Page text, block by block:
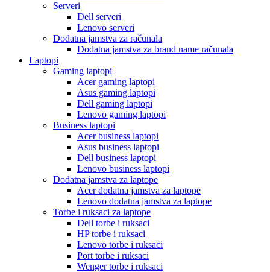
Serveri
Dell serveri
Lenovo serveri
Dodatna jamstva za računala
Dodatna jamstva za brand name računala
Laptopi
Gaming laptopi
Acer gaming laptopi
Asus gaming laptopi
Dell gaming laptopi
Lenovo gaming laptopi
Business laptopi
Acer business laptopi
Asus business laptopi
Dell business laptopi
Lenovo business laptopi
Dodatna jamstva za laptope
Acer dodatna jamstva za laptope
Lenovo dodatna jamstva za laptope
Torbe i ruksaci za laptope
Dell torbe i ruksaci
HP torbe i ruksaci
Lenovo torbe i ruksaci
Port torbe i ruksaci
Wenger torbe i ruksaci